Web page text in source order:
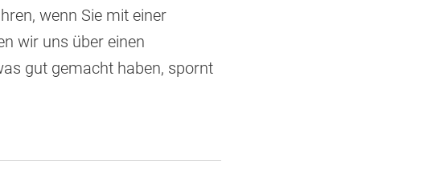
wenn Sie mit einer
wir uns über einen
gut gemacht haben, spornt